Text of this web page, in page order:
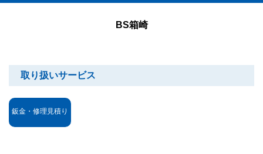
BS箱崎
取り扱いサービス
鈑金・修理見積り